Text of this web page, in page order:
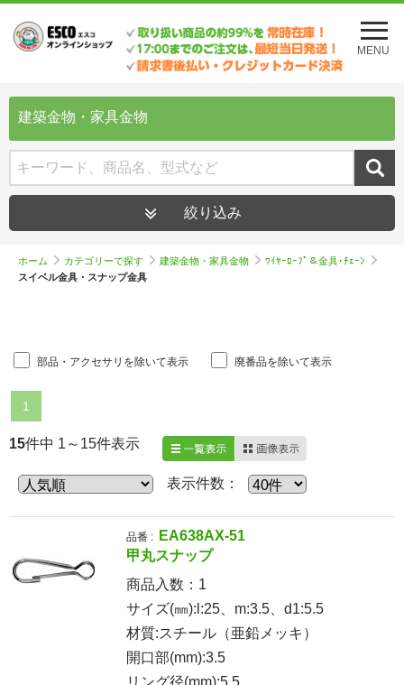
メ
ニ
ュ
を
MENU
建築金物・家具金物
絞り込み
ホーム カテゴリーで探す 建築金物・家具金物
ﾜｲﾔｰﾛｰﾌﾟ＆金具･ﾁｪｰﾝ
スイベル金具・スナップ金具
部品・アクセサリを除いて表示 廃番品を除いて表示
1
15件中 1～15件表示 一覧表示
表示件数：
品番 :
EA638AX-51
甲丸スナップ
商品入数： 1
サイズ(㎜):l:25、m:3.5、d1:5.5
材質:スチール（亜鉛メッキ）
開口部(mm):3.5
リング径(mm):5.5